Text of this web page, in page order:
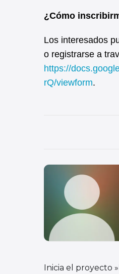
¿Cómo
Los interesados
o registrarse a
https://
rQ/viewform.
Inicia el proyecto